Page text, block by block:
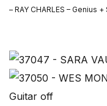
– RAY CHARLES – Genius